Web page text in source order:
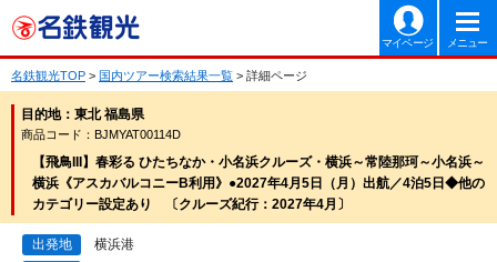
マイページ メニュー
名鉄観光TOP > 国内ツアー検索結果一覧 > 詳細ページ
目的地：東北 福島県
商品コード：BJMYAT00114D
【飛鳥III】春彩る ひたちなか・小名浜クルーズ・横浜～常陸那珂～小名浜～
横浜《アスカバルコニーB利用》●2027年4月5日（月）出航／4泊5日◆他の
カテゴリー設定あり 〔クルーズ紀行：2027年4月〕
出発地
横浜港